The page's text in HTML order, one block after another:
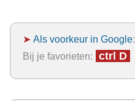
➤ Als voorkeur in Google:
Bij je favorieten: ctrl D